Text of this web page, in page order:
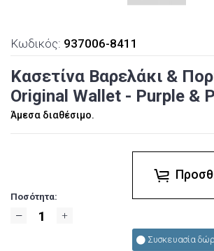
Κωδικός: 937006-8411
Κασετίνα Βαρελάκι &
Original Wallet - Purple &
Άμεσα διαθέσιμο.
Ποσότητα:
Συσκευασία